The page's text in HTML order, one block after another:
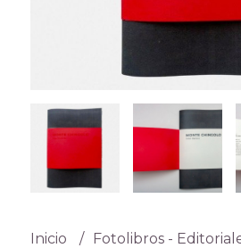
Inicio
Fotolibros -